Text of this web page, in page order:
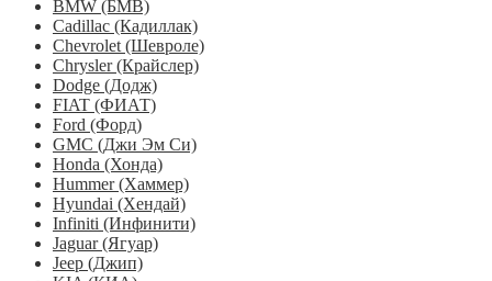
BMW (БМВ)
Cadillac (Кадиллак)
Chevrolet (Шевроле)
Chrysler (Крайслер)
Dodge (Додж)
FIAT (ФИАТ)
Ford (Форд)
GMC (Джи Эм Си)
Honda (Хонда)
Hummer (Хаммер)
Hyundai (Хендай)
Infiniti (Инфинити)
Jaguar (Ягуар)
Jeep (Джип)